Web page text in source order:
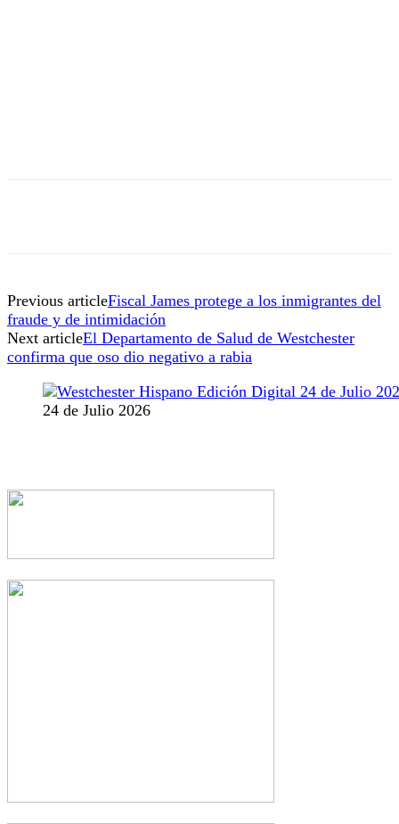
Previous articleFiscal James protege a los inmigrantes del
fraude y de intimidación
Next articleEl Departamento de Salud de Westchester
confirma que oso dio negativo a rabia
24 de Julio 2026